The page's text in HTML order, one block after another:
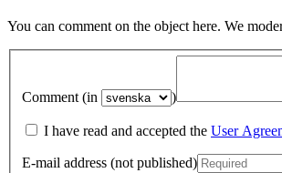
You can comment on the object here. We
Comment (in )
I have read and accepted the User
E-mail address (not published)